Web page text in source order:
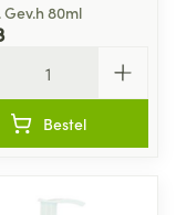
80ml
Bestel